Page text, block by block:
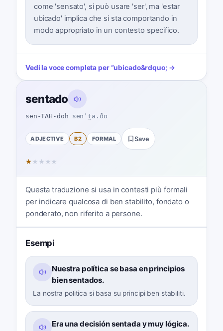
come 'sensato', si può usare 'ser', ma 'estar
ubicado' implica che si sta comportando in
modo appropriato in un contesto specifico.
Vedi la voce completa per“ubicado&rdquo; →
sentado
sen-TAH-doh senˈt̪a.ðo
ADJECTIVE B2 FORMAL Save
★ ★ ★ ★ ★
Questa traduzione si usa in contesti più formali
per indicare qualcosa di ben stabilito, fondato o
ponderato, non riferito a persone.
Esempi
Nuestra política se basa en principios
bien sentados.
La nostra politica si basa su principi ben stabiliti.
Era una decisión sentada y muy lógica.